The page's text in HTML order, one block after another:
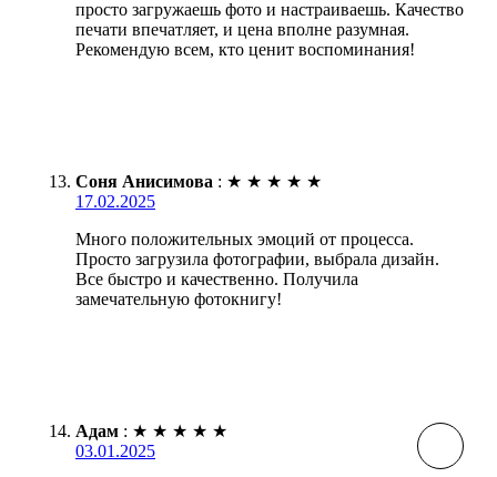
просто загружаешь фото и настраиваешь. Качество
печати впечатляет, и цена вполне разумная.
Рекомендую всем, кто ценит воспоминания!
Соня Анисимова : ★ ★ ★ ★ ★
17.02.2025
Много положительных эмоций от процесса.
Просто загрузила фотографии, выбрала дизайн.
Все быстро и качественно. Получила
замечательную фотокнигу!
Адам : ★ ★ ★ ★ ★
03.01.2025